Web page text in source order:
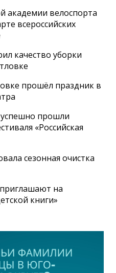
академии велоспорта
всероссийских
качество уборки
прошёл праздник в
прошли
«Российская
сезонная очистка
на
книги»